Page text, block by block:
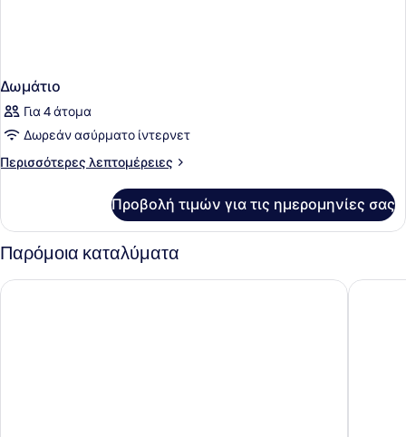
Δωμάτιο
Για 4 άτομα
Δωρεάν ασύρματο ίντερνετ
Περισσότερες λεπτομέρειες
Περισσότερες
Προβολή τιμών για τις ημερομηνίες σας
Παρόμοια καταλύματα
Aminess Laurel Khalani Hotel Hotel